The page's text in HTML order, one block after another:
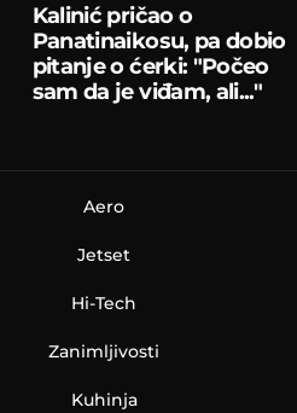
Kalinić pričao o
Panatinaikosu, pa dobio
pitanje o ćerki: "Počeo
sam da je viđam, ali..."
Aero
Jetset
Hi-Tech
Zanimljivosti
Kuhinja